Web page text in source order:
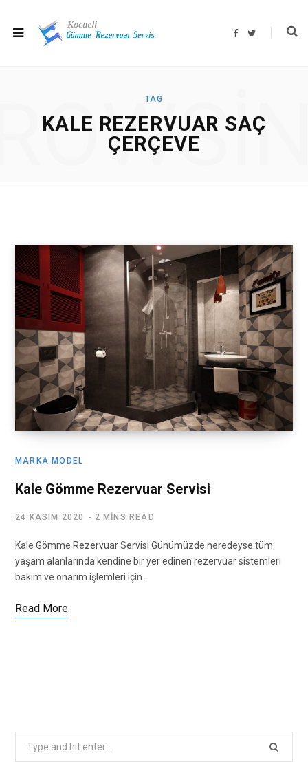
F
T
TAG
KALE REZERVUAR SAÇ
ÇERÇEVE
MARKA MODEL
Kale Gömme Rezervuar Servisi
24 KASIM 2020 2 MINS READ
Kale Gömme Rezervuar Servisi Günümüzde neredeyse tüm
yaşam alanlarında kendine bir yer edinen rezervuar sistemleri
bakım ve onarım işlemleri için…
Read More